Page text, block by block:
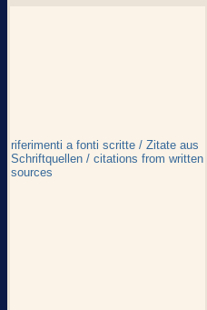
riferimenti a fonti scritte / Zitate aus
Schriftquellen / citations from written
sources